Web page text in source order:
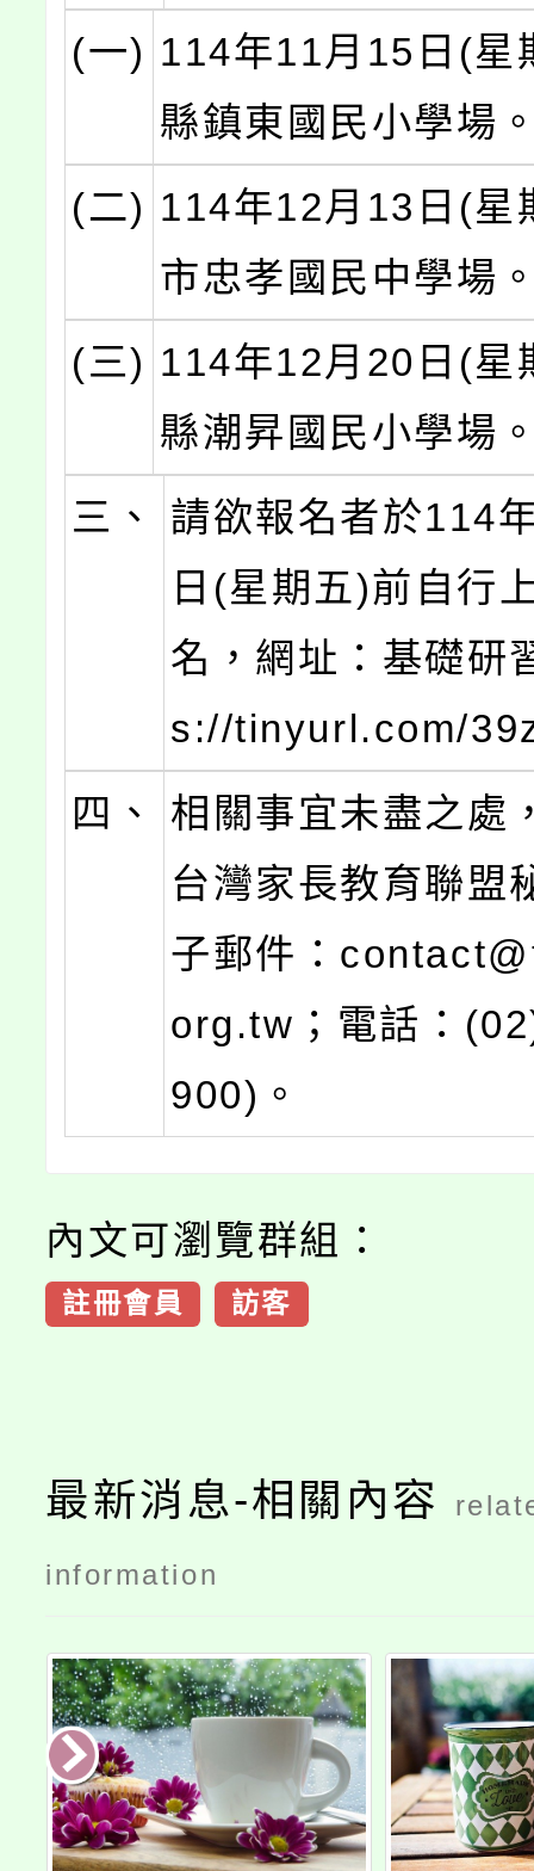
(一) 114年11月15日(星
縣鎮東國民小學場
(二) 114年12月13日(星
市忠孝國民中學場
(三) 114年12月20日(星
縣潮昇國民小學場
三、
請欲報名者於114
日(星期五)前自行
名，網址：基礎研
s://tinyurl.com/
四、
相關事宜未盡之處
台灣家長教育聯盟
子郵件：
org.tw；電話：
900)。
內文可瀏覽群組：
註冊會員 訪客
最新消息-相關內容
information